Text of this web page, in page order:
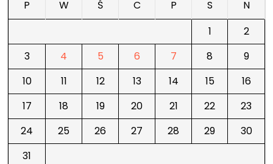
P
W Ś C P S
N
1
2
3
4 5 6 7 8
9
10
11 12 13 14 15
16
17
18 19 20 21 22
23
24
25 26 27 28 29
30
31